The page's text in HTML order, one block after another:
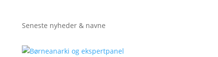
Seneste nyheder & navne